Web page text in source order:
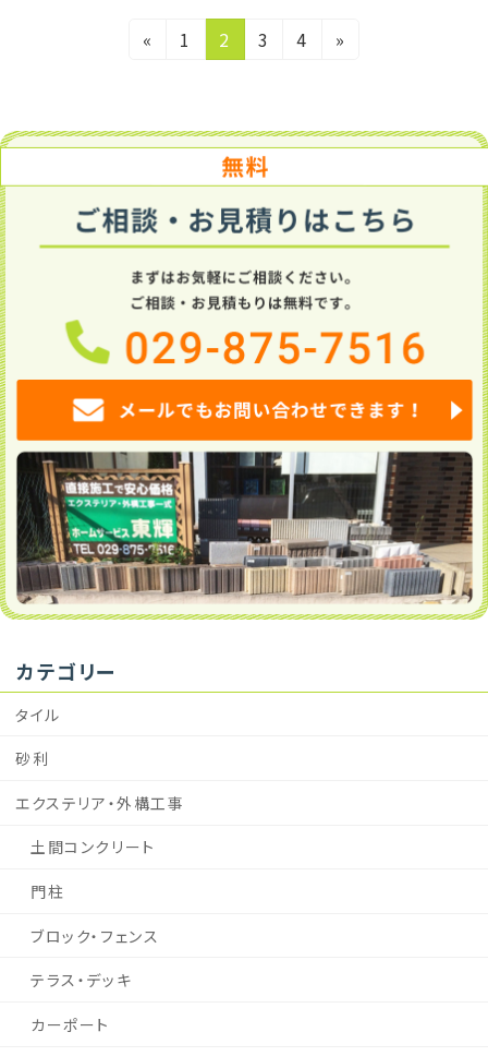
の
ペ
ー
ジ
送
り
«
固
ジ
1
固
定
ジ
2
固
ジ
3
固
ジ
4 »
カテゴリー
タイル
砂利
エクステリア・外構工事
土間コンクリート
門柱
ブロック・フェンス
テラス・デッキ
カーポート